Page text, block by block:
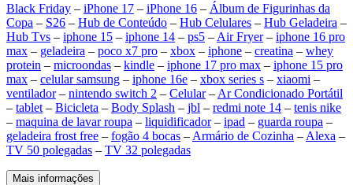
Black Friday – iPhone 17 – iPhone 16 – Álbum de Figurinhas da
Copa – S26 – Hub de Conteúdo – Hub Celulares – Hub Geladeira –
Hub Tvs – iphone 15 – iphone 14 – ps5 – Air Fryer– iphone 16 pro
max – geladeira – poco x7 pro – xbox – iphone – creatina – whey
protein – microondas – kindle – iphone 17 pro max – iphone 15 pro
max – celular samsung – iphone 16e – xbox series s – xiaomi –
ventilador– nintendo switch 2 – Celular– Ar Condicionado Portátil
– tablet – Bicicleta – Body Splash – jbl – redmi note 14 – tenis nike
– maquina de lavar roupa – liquidificador– ipad – guarda roupa –
geladeira frost free – fogão 4 bocas – Armário de Cozinha – Alexa –
TV 50 polegadas – TV 32 polegadas
Mais informações